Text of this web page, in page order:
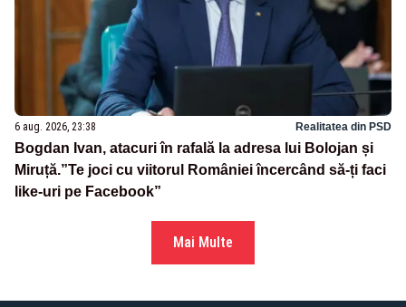
6 aug. 2026, 23:38 Realitatea din PSD
Bogdan Ivan, atacuri în rafală la adresa lui Bolojan și
Miruță.”Te joci cu viitorul României încercând să-ți faci
like-uri pe Facebook”
Mai Multe